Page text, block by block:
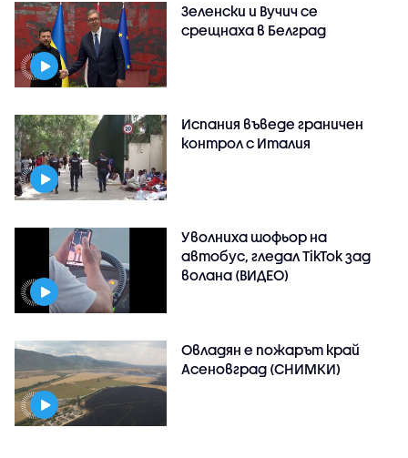
Зеленски и Вучич се
срещнаха в Белград
Испания въведе граничен
контрол с Италия
Уволниха шофьор на
автобус, гледал TikTok зад
волана (ВИДЕО)
Овладян е пожарът край
Асеновград (СНИМКИ)